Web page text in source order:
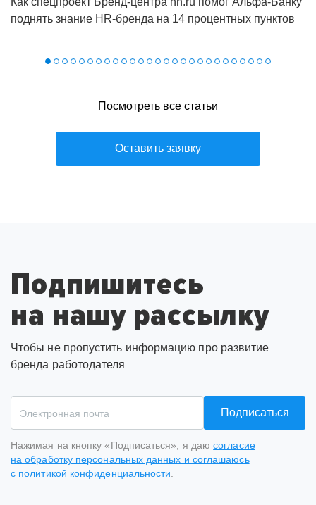
поднять знание HR‑бренда на 14 процентных пунктов
Посмотреть все статьи
Оставить заявку
Подпишитесь
на нашу рассылку
Чтобы не пропустить информацию про развитие
бренда работодателя
Подписаться
Нажимая на кнопку «Подписаться», я даюсогласие
на обработку персональных данных и соглашаюсь
с политикой конфиденциальности